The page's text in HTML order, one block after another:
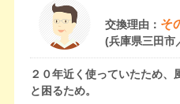
交換理由： そ
(兵庫県三田市
２０年近く使っていたため、
と困るため。